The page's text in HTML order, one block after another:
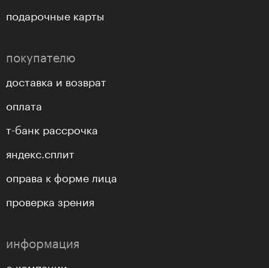
подарочные карты
покупателю
доставка и возврат
оплата
т-банк рассрочка
яндекс.сплит
оправа к форме лица
проверка зрения
информация